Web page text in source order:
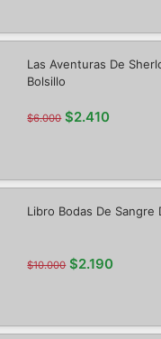
Las Aventuras De
Bolsillo
$6.000 $2.410
Libro Bodas De Sangre
$10.000 $2.190